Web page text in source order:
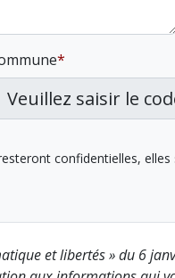
confidentielles,
et libertés » du 6